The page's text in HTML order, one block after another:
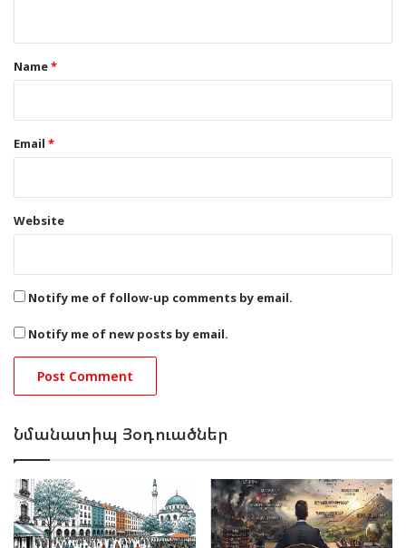
*Name*
Email *
Website
Notify me of follow-up comments by email.
Notify me of new posts by email.
Նմանատիպ Յօդուածներ